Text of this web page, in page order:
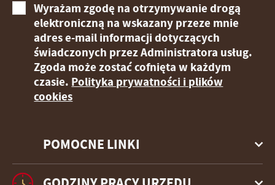
POMOCNE LINKI
Wyrażam zgodę na otrzymywanie drogą
elektroniczną na wskazany przeze mnie
adres e-mail informacji dotyczących
świadczonych przez Administratora usług.
Zgoda może zostać cofnięta w każdym
czasie. Polityka prywatności i plików
cookies